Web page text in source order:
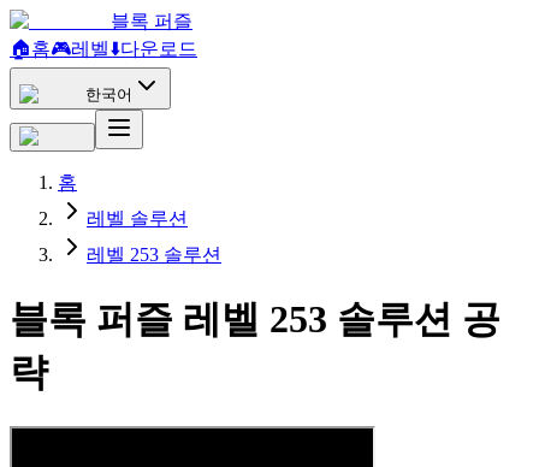
블록 퍼즐
🏠홈🎮레벨⬇️다운로드
한국어
홈
레벨 솔루션
레벨 253 솔루션
블록 퍼즐 레벨 253 솔루션 공
략